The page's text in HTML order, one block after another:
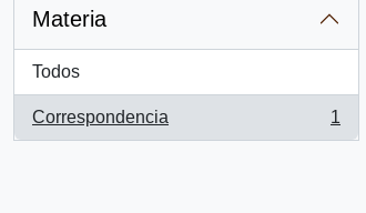
Materia
Todos
Correspondencia
, 1 resultados
1